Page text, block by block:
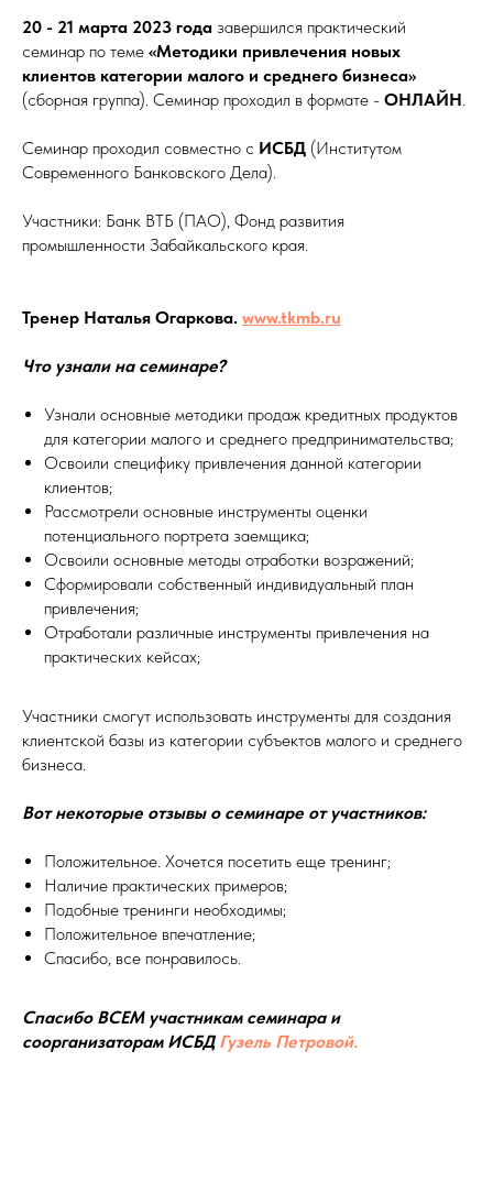
20 - 21 марта 2023 года завершился практический
семинар по теме «Методики привлечения новых
клиентов категории малого и среднего бизнеса»
(сборная группа). Семинар проходил в формате - ОНЛАЙН
Семинар проходил совместно с ИСБД (Институтом
Современного Банковского Дела).
Участники: Банк ВТБ (ПАО), Фонд развития
промышленности Забайкальского края.
Тренер Наталья Огаркова. www.tkmb.ru
Что узнали на семинаре?
Узнали основные методики продаж кредитных продуктов
для категории малого и среднего предпринимательства;
Освоили специфику привлечения данной категории
клиентов;
Рассмотрели основные инструменты оценки
потенциального портрета заемщика;
Освоили основные методы отработки возражений;
Сформировали собственный индивидуальный план
привлечения;
Отработали различные инструменты привлечения на
практических кейсах;
Участники смогут использовать инструменты для создания
клиентской базы из категории субъектов малого и среднего
бизнеса.
Вот некоторые отзывы о семинаре от участников:
Положительное. Хочется посетить еще тренинг;
Наличие практических примеров;
Подобные тренинги необходимы;
Положительное впечатление;
Спасибо, все понравилось.
Спасибо ВСЕМ участникам семинара и
соорганизаторам ИСБДГузель Петровой.